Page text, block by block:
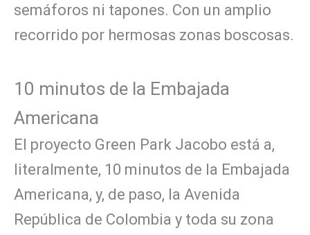
semáforos ni tapones. Con un amplio
recorrido por hermosas zonas boscosas.
10 minutos de la Embajada
Americana
El proyecto Green Park Jacobo está a,
literalmente, 10 minutos de la Embajada
Americana, y, de paso, la Avenida
República de Colombia y toda su zona